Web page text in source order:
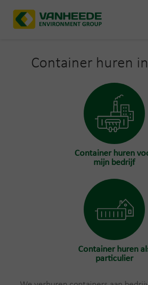
Container huren
Container huren
mijn bedrijf
Container huren
particulier